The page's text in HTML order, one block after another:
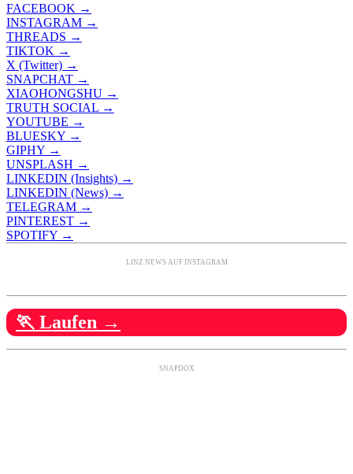
FACEBOOK →
INSTAGRAM →
THREADS →
TIKTOK →
X (Twitter) →
SNAPCHAT →
XIAOHONGSHU →
TRUTH SOCIAL →
YOUTUBE →
BLUESKY →
GIPHY →
UNSPLASH →
LINKEDIN (Insights) →
LINKEDIN (News) →
TELEGRAM →
PINTEREST →
SPOTIFY →
LINZ NEWS AUF INSTAGRAM
🏃 Laufen →
SNAPDOX